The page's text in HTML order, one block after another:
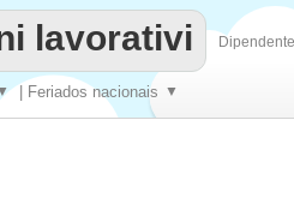
| Feriados nacionais ▼
lavorativi